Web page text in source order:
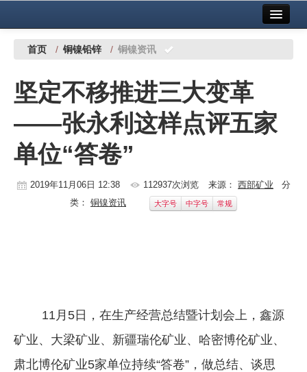
中国有色金属报社主办 广告服务
铜镍铅锌
铝
稀有稀土
有色市场
首页 / 铜镍铅锌 / 铜镍资讯
坚定不移推进三大变革
——张永利这样点评五家
单位“答卷”
2019年11月06日 12:38 112937次浏览 来源： 西部矿业 分
类： 铜镍资讯 大字号 中字号 常规
11月5日，在生产经营总结暨计划会上，鑫源
矿业、大梁矿业、新疆瑞伦矿业、哈密博伦矿业、
肃北博伦矿业5家单位持续“答卷”，做总结、谈思